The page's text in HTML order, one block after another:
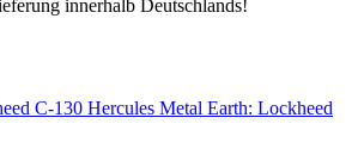
innerhalb Deutschlands!
Metal Earth: Lockheed